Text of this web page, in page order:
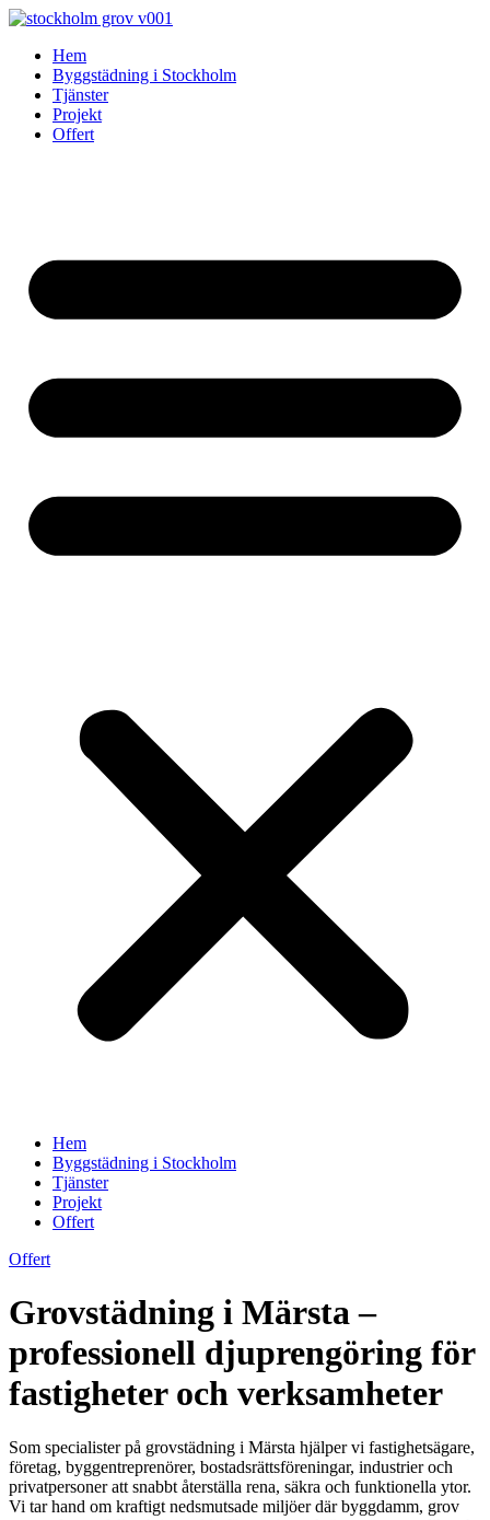
Skip
contentHem
Byggstädning i Stockholm
Tjänster
Projekt
Offert
Hem
Byggstädning i Stockholm
Tjänster
Projekt
Offert
Offert
Grovstädning i Märsta –
professionell djuprengöring för
fastigheter och verksamheter
Som specialister på grovstädning i Märsta hjälper vi fastighetsägare,
företag, byggentreprenörer, bostadsrättsföreningar, industrier och
privatpersoner att snabbt återställa rena, säkra och funktionella ytor.
Vi tar hand om kraftigt nedsmutsade miljöer där byggdamm, grov